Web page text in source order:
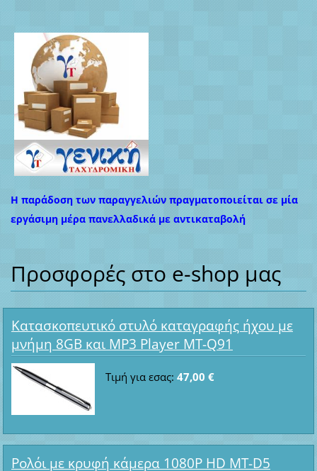
Η παράδοση των παραγγελιών πραγματοποιείται σε μία
εργάσιμη μέρα πανελλαδικά με αντικαταβολή
Προσφορές στο e-shop μας
Κατασκοπευτικό στυλό καταγραφής ήχου με
μνήμη 8GB και MP3 Player MT-Q91
Τιμή για εσας: 47,00 €
Ρολόι με κρυφή κάμερα 1080P HD MT-D5